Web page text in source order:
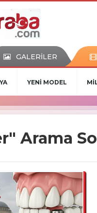
GALERİLER
YENİ MODEL
Arama